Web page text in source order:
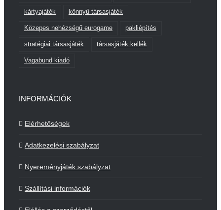
kártyajáték könnyű társasjáték
Közepes nehézségű eurogame pakliépítés
stratégiai társasjáték társasjáték kellék
Vagabund kiadó
INFORMÁCIÓK
Elérhetőségek
Adatkezelési szabályzat
Nyereményjáték szabályzat
Szállítási információk